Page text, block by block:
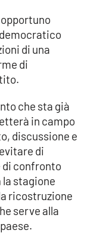
di una
di
che sta già
in campo
discussione e
di
di confronto
stagione
ricostruzione
serve alla